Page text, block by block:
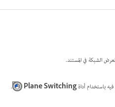
الشبكة في المستند.
باستخدام أداةPlane Switching
.